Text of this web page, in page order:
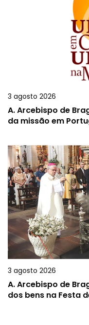
3 agosto 2026
A.Arcebispo de
da missão em
3 agosto 2026
A.Arcebispo de
dos bens na Festa